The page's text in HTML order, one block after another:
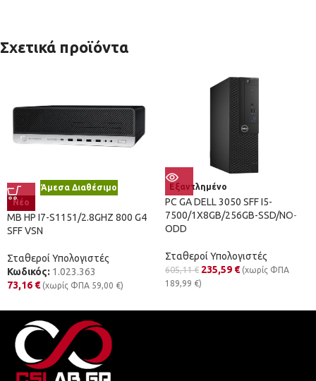
Σχετικά προϊόντα
Άμεσα Διαθέσιμο
Νέο
MB HP I7-S1151/2.8GHZ 800 G4
SFF VSN
Σταθεροί Υπολογιστές
Κωδικός: 1.023.363
73,16 € (χωρίς ΦΠΑ 59,00 €)
Εξαντλημένο
PC GA DELL 3050 SFF I5-
7500/1X8GB/256GB-SSD/NO-
ODD
Σταθεροί Υπολογιστές
605,11€ 235,59 € (χωρίς ΦΠΑ
189,99 €)